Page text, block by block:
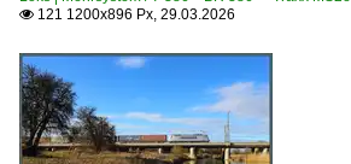
430 Hamm – Soest – Paderborn
Strecken | KBS 500-599
501.5 Leipzig Bayerischer Bf –
510 (Dresden–) Werdau
 121 1200x896 Px, 29.03.2026